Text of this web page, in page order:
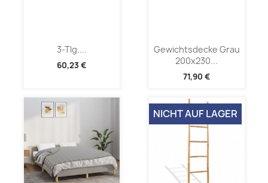
3-Tlg....
60,23 €
Gewichtsdecke Grau
200x230...
71,90 €
NICHT AUF LAGER